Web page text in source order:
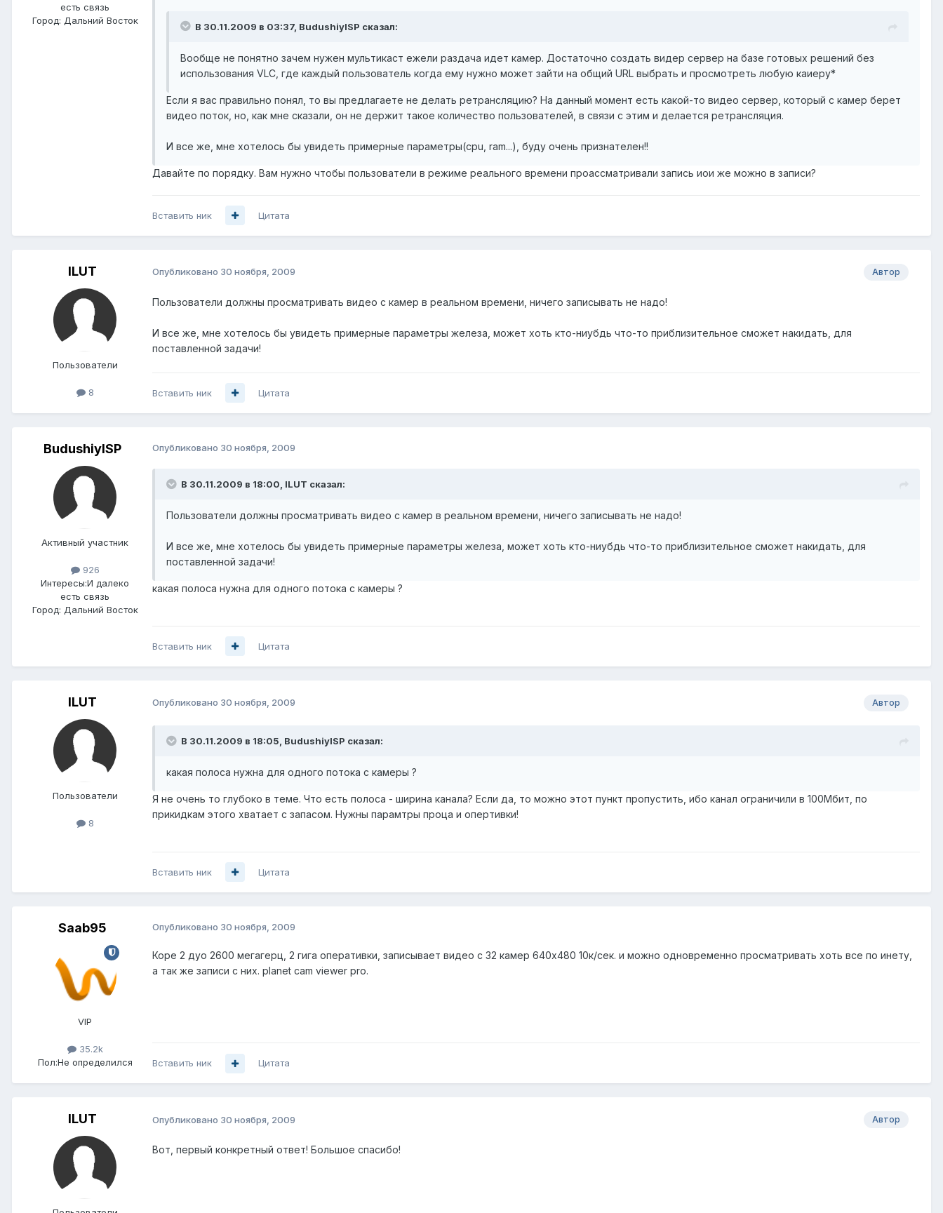
есть связь
Город: Дальний Восток
В 30.11.2009 в 03:37, BudushiyISP сказал:
Вообще не понятно зачем нужен мультикаст ежели раздача идет камер. Достаточно создать видер сервер на базе готовых решений без
использования VLC, где каждый пользователь когда ему нужно может зайти на общий URL выбрать и просмотреть любую каиеру*
Если я вас правильно понял, то вы предлагаете не делать ретрансляцию? На данный момент есть какой-то видео сервер, который с камер берет
видео поток, но, как мне сказали, он не держит такое количество пользователей, в связи с этим и делается ретрансляция.
И все же, мне хотелось бы увидеть примерные параметры(cpu, ram...), буду очень признателен!!
Давайте по порядку. Вам нужно чтобы пользователи в режиме реального времени проассматривали запись иои же можно в записи?
Вставить ник Цитата
ILUT
Пользователи
8
Автор
Опубликовано 30 ноября, 2009
Пользователи должны просматривать видео с камер в реальном времени, ничего записывать не надо!
И все же, мне хотелось бы увидеть примерные параметры железа, может хоть кто-ниубдь что-то приблизительное сможет накидать, для
поставленной задачи!
Вставить ник Цитата
BudushiyISP
Активный участник
926
Интересы:И далеко
есть связь
Город: Дальний Восток
Опубликовано 30 ноября, 2009
В 30.11.2009 в 18:00, ILUT сказал:
Пользователи должны просматривать видео с камер в реальном времени, ничего записывать не надо!
И все же, мне хотелось бы увидеть примерные параметры железа, может хоть кто-ниубдь что-то приблизительное сможет накидать, для
поставленной задачи!
какая полоса нужна для одного потока с камеры ?
Вставить ник Цитата
ILUT
Пользователи
8
Автор
Опубликовано 30 ноября, 2009
В 30.11.2009 в 18:05, BudushiyISP сказал:
какая полоса нужна для одного потока с камеры ?
Я не очень то глубоко в теме. Что есть полоса - ширина канала? Если да, то можно этот пункт пропустить, ибо канал ограничили в 100Мбит, по
прикидкам этого хватает с запасом. Нужны парамтры проца и опертивки!
Вставить ник Цитата
Saab95
VIP
35.2k
Пол:Не определился
Опубликовано 30 ноября, 2009
Коре 2 дуо 2600 мегагерц, 2 гига оперативки, записывает видео с 32 камер 640х480 10к/сек. и можно одновременно просматривать хоть все по инету,
а так же записи с них. planet cam viewer pro.
Вставить ник Цитата
ILUT Автор
Опубликовано 30 ноября, 2009
Вот, первый конкретный ответ! Большое спасибо!